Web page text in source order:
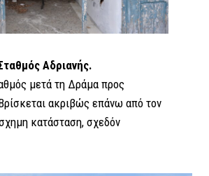
Αδριανής.
μετά τη Δράμα προς
ακριβώς επάνω από τον
κατάσταση, σχεδόν